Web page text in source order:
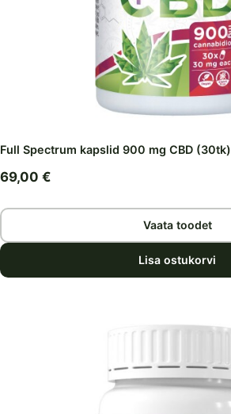
Full Spectrum kapslid 900 mg CBD (30tk)
69,00 €
Vaata toodet
Lisa ostukorvi